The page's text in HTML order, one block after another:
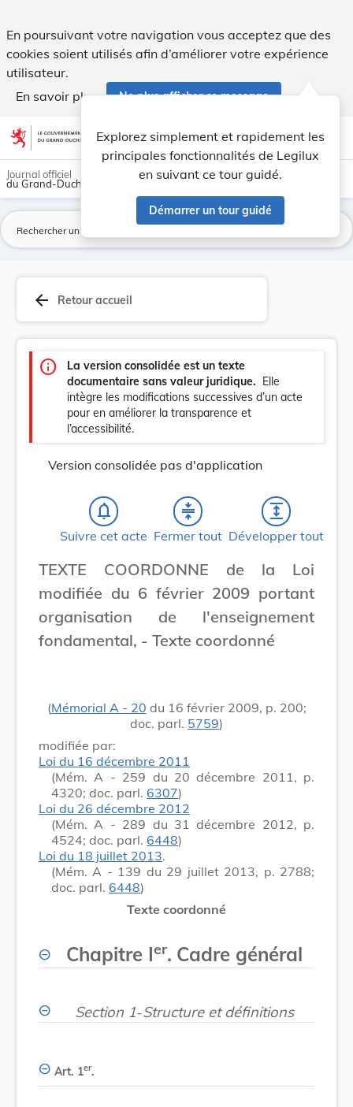
En poursuivant votre navigation vous acceptez que des
cookies soient utilisés afin d’améliorer votre expérience
utilisateur.
En savoir plus
Ne plus afficher ce message
Aller au contenu account_circle help Aide
Explorez simplement et rapidement les
principales fonctionnalités de Legilux
en suivant ce tour guidé.
Démarrer un tour guidé
light_mode dark_mode
Journal officiel
du Grand-Duché de Luxembourg
arrow_back Retour accueil
info
La version consolidée est un texte
documentaire sans valeur juridique. Elle
intègre les modifications successives d’un acte
pour en améliorer la transparence et
l’accessibilité.
Version consolidée pas d'application
notifications_none
Suivre cet acte
compress
Fermer tout
expand
Développer tout
TEXTE COORDONNE de la Loi
modifiée du 6 février 2009 portant
organisation de l'enseignement
fondamental, - Texte coordonné
(Mémorial A - 20 du 16 février 2009, p. 200;
doc. parl. 5759)
modifiée par:
Loi du 16 décembre 2011
(Mém. A - 259 du 20 décembre 2011, p.
4320; doc. parl. 6307)
Loi du 26 décembre 2012
(Mém. A - 289 du 31 décembre 2012, p.
4524; doc. parl. 6448)
Loi du 18 juillet 2013.
(Mém. A - 139 du 29 juillet 2013, p. 2788;
doc. parl. 6448)
Texte coordonné
Chapitre Ier. Cadre général
Section 1-Structure et définitions
Art. 1er.